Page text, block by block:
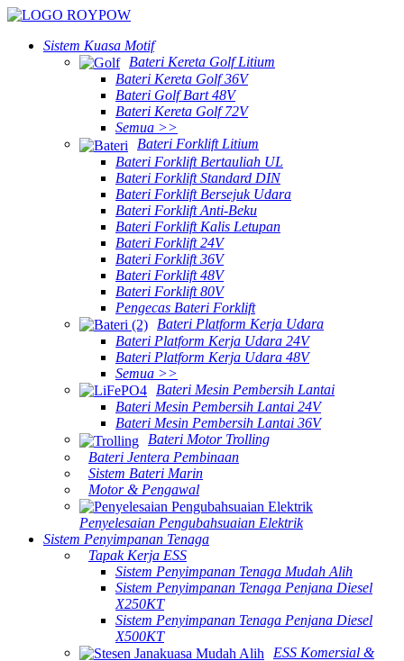
Sistem Kuasa Motif
Bateri Kereta Golf Litium
Bateri Kereta Golf 36V
Bateri Golf Bart 48V
Bateri Kereta Golf 72V
Semua >>
Bateri Forklift Litium
Bateri Forklift Bertauliah UL
Bateri Forklift Standard DIN
Bateri Forklift Bersejuk Udara
Bateri Forklift Anti-Beku
Bateri Forklift Kalis Letupan
Bateri Forklift 24V
Bateri Forklift 36V
Bateri Forklift 48V
Bateri Forklift 80V
Pengecas Bateri Forklift
Bateri Platform Kerja Udara
Bateri Platform Kerja Udara 24V
Bateri Platform Kerja Udara 48V
Semua >>
Bateri Mesin Pembersih Lantai
Bateri Mesin Pembersih Lantai 24V
Bateri Mesin Pembersih Lantai 36V
Bateri Motor Trolling
Bateri Jentera Pembinaan
Sistem Bateri Marin
Motor & Pengawal
Penyelesaian Pengubahsuaian Elektrik
Sistem Penyimpanan Tenaga
Tapak Kerja ESS
Sistem Penyimpanan Tenaga Mudah Alih
Sistem Penyimpanan Tenaga Penjana Diesel
X250KT
Sistem Penyimpanan Tenaga Penjana Diesel
X500KT
ESS Komersial &